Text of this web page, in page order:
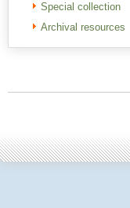
Special collection
Archival resources